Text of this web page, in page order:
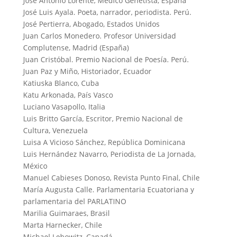
José Luis Ayala. Poeta, narrador, periodista. Perú.
José Pertierra, Abogado, Estados Unidos
Juan Carlos Monedero. Profesor Universidad
Complutense, Madrid (España)
Juan Cristóbal. Premio Nacional de Poesía. Perú.
Juan Paz y Miño, Historiador, Ecuador
Katiuska Blanco, Cuba
Katu Arkonada, País Vasco
Luciano Vasapollo, Italia
Luis Britto García, Escritor, Premio Nacional de
Cultura, Venezuela
Luisa A Vicioso Sánchez, República Dominicana
Luis Hernández Navarro, Periodista de La Jornada,
México
Manuel Cabieses Donoso, Revista Punto Final, Chile
María Augusta Calle. Parlamentaria Ecuatoriana y
parlamentaria del PARLATINO
Marilia Guimaraes, Brasil
Marta Harnecker, Chile